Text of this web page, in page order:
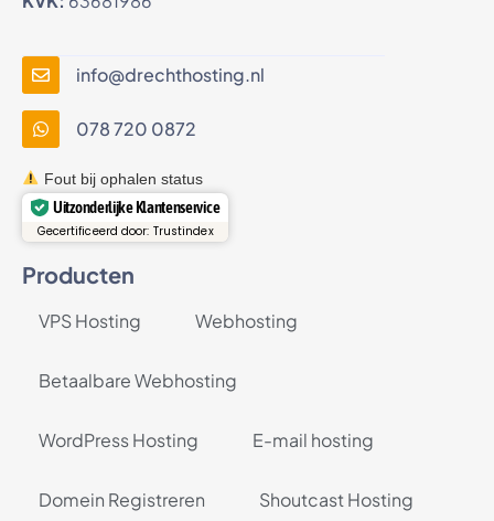
info@drechthosting.nl
078 720 0872
Fout bij ophalen status
Uitzonderlijke Klantenservice
Gecertificeerd door: Trustindex
Producten
VPS Hosting Webhosting
Betaalbare Webhosting
WordPress Hosting E-mail hosting
Domein Registreren Shoutcast Hosting